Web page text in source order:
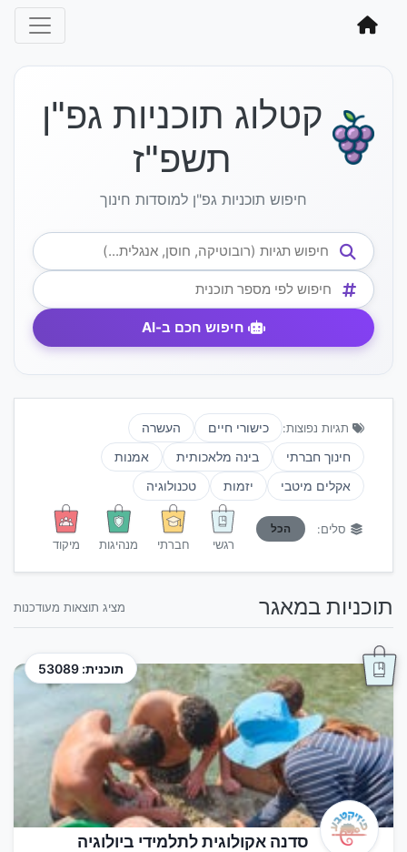
קטלוג תוכניות גפ"ן
תשפ"ז
חיפוש תוכניות גפ"ן למוסדות חינוך
חיפוש חכם ב-AI
תגיות נפוצות: כישורי חיים
העשרה
חינוך חברתי
בינה מלאכותית
אמנות
אקלים מיטבי
יזמות טכנולוגיה
סלים:
הכל
רגשי
חברתי מנהיגות מיקוד
תוכניות במאגר מציג תוצאות מעודכנות
תוכנית: 53089
סדנה אקולוגית לתלמידי ביולוגיה